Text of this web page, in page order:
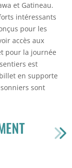
et Gatineau.
intéressants
pour les
accès aux
pour la journée
est
en supporte
sont